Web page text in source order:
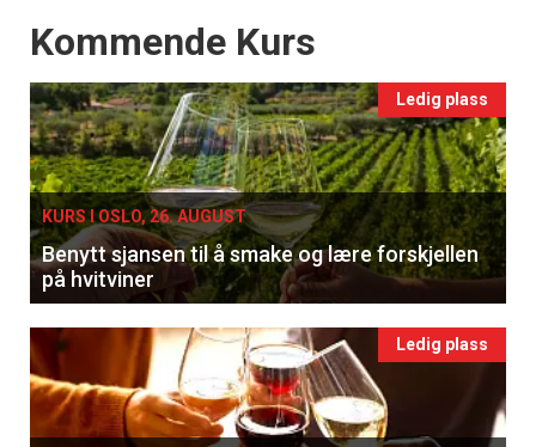
Events
Kommende Kurs
Ledig plass
KURS I OSLO, 26. AUGUST
Benytt sjansen til å smake og lære forskjellen
på hvitviner
Ledig plass